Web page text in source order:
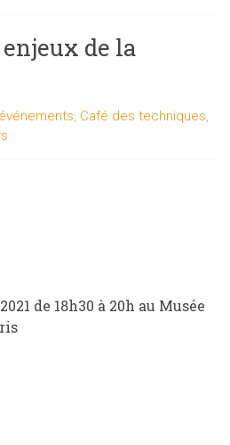
de la
Café des techniques
de 18h30 à 20h au Musée